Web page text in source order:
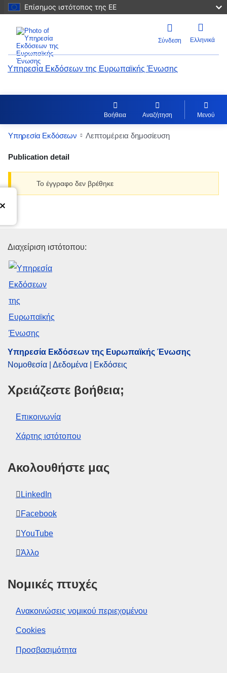
Επίσημος ιστότοπος της ΕΕ
Σύνδεση Ελληνικά
Υπηρεσία Εκδόσεων της Ευρωπαϊκής Ένωσης
Βοήθεια Αναζήτηση Μενού
Υπηρεσία Εκδόσεων Λεπτομέρεια δημοσίευση
Publication detail
Το έγγραφο δεν βρέθηκε
Υπηρεσία Εκδόσεων της
Διαχείριση ιστότοπου:
Υπηρεσία Εκδόσεων της Ευρωπαϊκής Ένωσης
Νομοθεσία | Δεδομένα | Εκδόσεις
Χρειάζεστε βοήθεια;
Επικοινωνία
Χάρτης ιστότοπου
Ακολουθήστε μας
LinkedIn
Facebook
YouTube
Άλλο
Νομικές πτυχές
Ανακοινώσεις νομικού περιεχομένου
Cookies
Προσβασιμότητα